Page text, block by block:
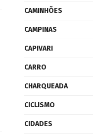
CAMINHÕES
CAMPINAS
CAPIVARI
CARRO
CHARQUEADA
CICLISMO
CIDADES